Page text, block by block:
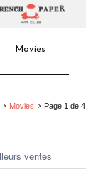
Movies
Movies Page 1 de 4